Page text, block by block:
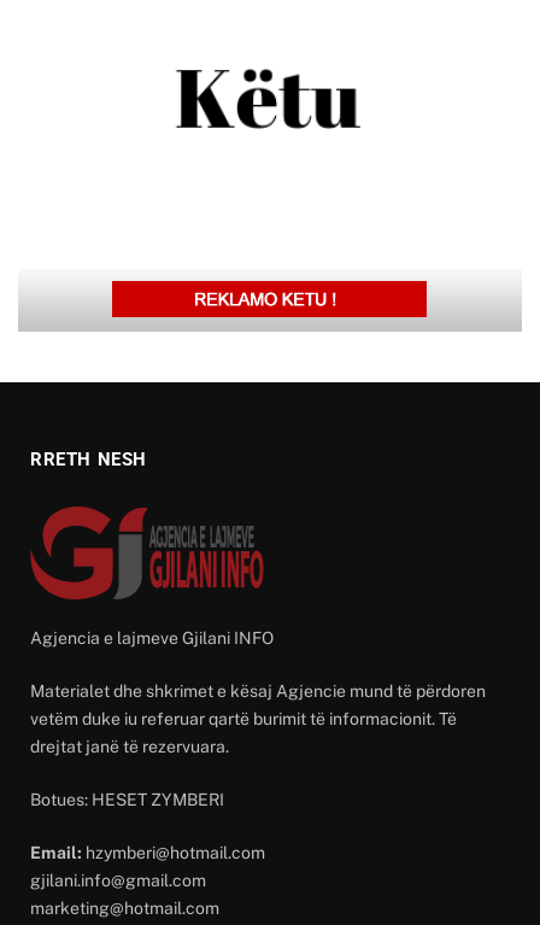
RRETH NESH
Agjencia e lajmeve Gjilani INFO
Materialet dhe shkrimet e kësaj Agjencie mund të përdoren
vetëm duke iu referuar qartë burimit të informacionit. Të
drejtat janë të rezervuara.
Botues: HESET ZYMBERI
Email: hzymberi@hotmail.com
gjilani.info@gmail.com
marketing@hotmail.com